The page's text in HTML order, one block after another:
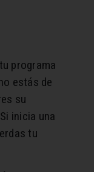
programa
estás de
su
inicia una
tu